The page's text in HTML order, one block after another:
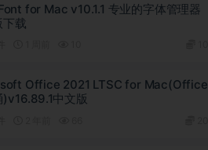
for Mac v10.1.1 专业的字体管理器
下载
Office 2021 LTSC for Mac(Office
)v16.89.1中文版